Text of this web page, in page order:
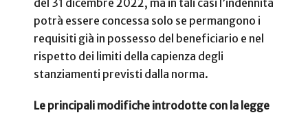
del 31 dicembre 2022, ma in tali casi l’indennità
potrà essere concessa solo se permangono i
requisiti già in possesso del beneficiario e nel
rispetto dei limiti della capienza degli
stanziamenti previsti dalla norma.
Le principali modifiche introdotte con la legge